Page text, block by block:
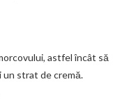
astfel încât să
un strat de cremă.